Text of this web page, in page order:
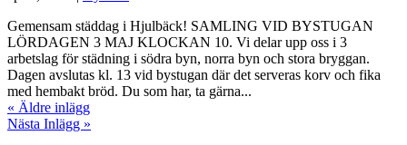
Gemensam städdag i Hjulbäck! SAMLING VID BYSTUGAN
LÖRDAGEN 3 MAJ KLOCKAN 10. Vi delar upp oss i 3
arbetslag för städning i södra byn, norra byn och stora bryggan.
Dagen avslutas kl. 13 vid bystugan där det serveras korv och fika
med hembakt bröd. Du som har, ta gärna...
« Äldre inlägg
Nästa Inlägg »